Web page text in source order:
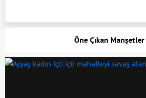
Öne Çıkan Manşetler